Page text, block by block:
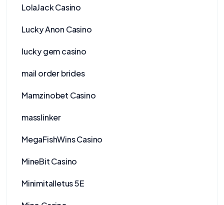
LolaJack Casino
Lucky Anon Casino
lucky gem casino
mail order brides
Mamzinobet Casino
masslinker
MegaFishWins Casino
MineBit Casino
Minimitalletus 5E